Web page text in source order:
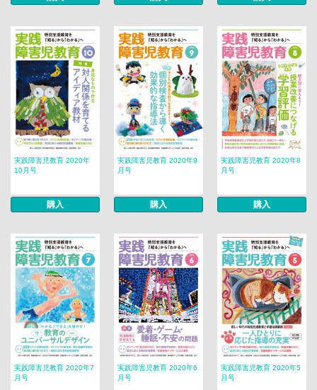
実践障害児教育 2020年
10月号
購入
実践障害児教育 2020年9
月号
購入
実践障害児教育 2020年8
月号
購入
実践障害児教育 2020年7
月号
実践障害児教育 2020年6
月号
実践障害児教育 2020年5
月号